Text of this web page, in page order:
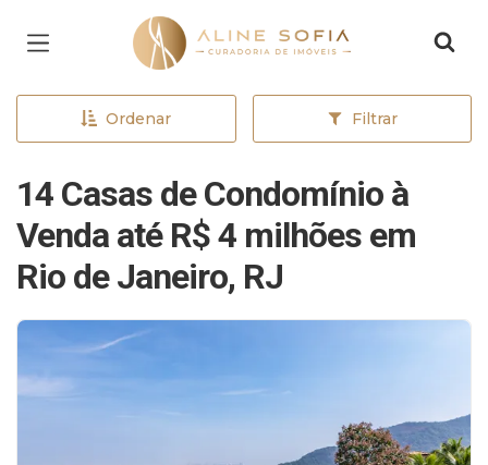
Página inicial
Ordenar Filtrar
14 Casas de Condomínio à
Venda até R$ 4 milhões em
Rio de Janeiro, RJ